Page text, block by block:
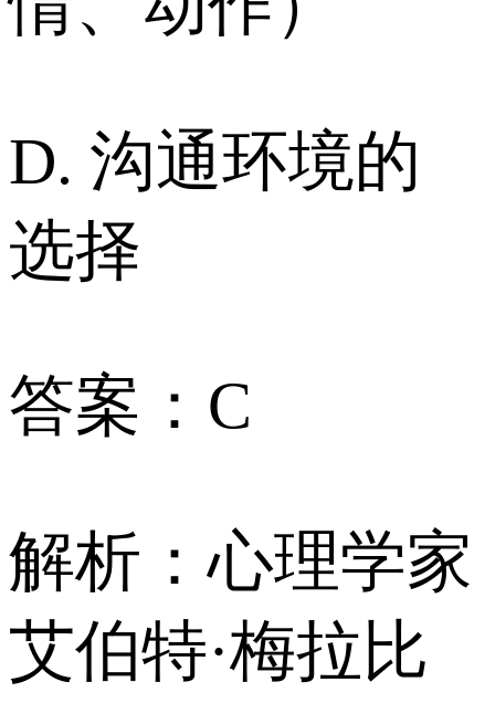
D. 沟通环境的
选择
答案：C
解析：心理学家
艾伯特·梅拉比